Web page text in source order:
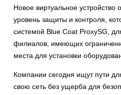
Новое виртуальное устройство
уровень защиты и контроля,
системой Blue Coat ProxySG,
филиалов, имеющих
места для установки
Компании сегодня ищут пути
свою сеть без ущерба для